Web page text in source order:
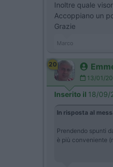
Inoltre quale
Accoppiano un
Grazie
Marco
20
13/01/
Inserito il 18/09/
In risposta al
Prendendo spunti
è più conveniente